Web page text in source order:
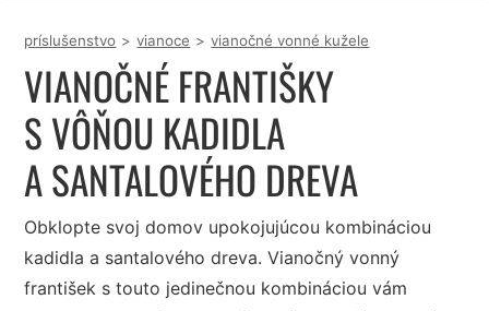
príslušenstvo > vianoce > vianočné vonné kužele
VIANOČNÉ FRANTIŠKY
S VÔŇOU KADIDLA
A SANTALOVÉHO DREVA
Obklopte svoj domov upokojujúcou kombináciou
kadidla a santalového dreva. Vianočný vonný
františek s touto jedinečnou kombináciou vám